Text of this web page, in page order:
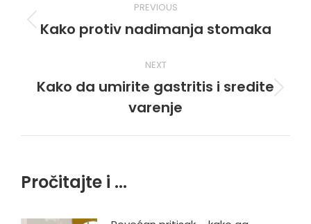
navigation
PREVIOUS
Previous
Kako protiv nadimanja stomaka
NEXT
Next
post:
Kako da umirite gastritis i sredite
varenje
Pročitajte i ...